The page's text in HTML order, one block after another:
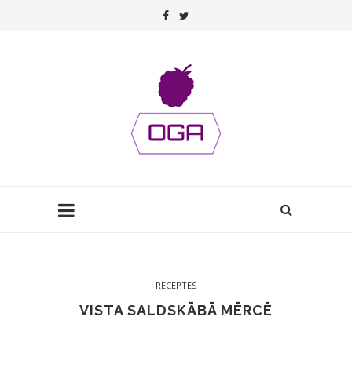
RECEPTES
VISTA SALDSKĀBĀ MĒRCĒ